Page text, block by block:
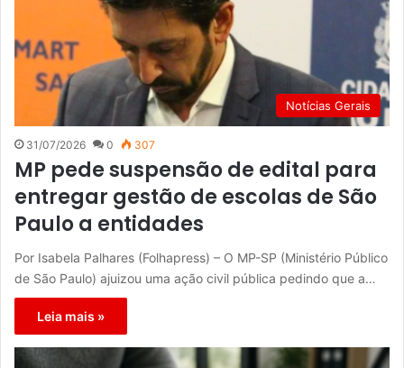
Notícias Gerais
31/07/2026 0 307
MP pede suspensão de edital para
entregar gestão de escolas de São
Paulo a entidades
Por Isabela Palhares (Folhapress) – O MP-SP (Ministério Público
de São Paulo) ajuizou uma ação civil pública pedindo que a…
Leia mais »